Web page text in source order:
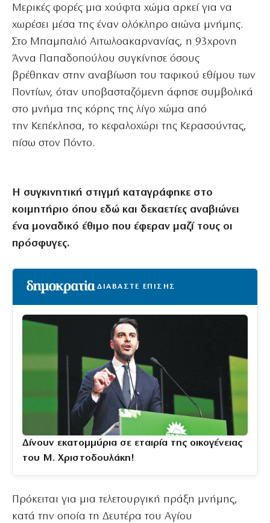
Μερικές φορές μια χούφτα χώμα αρκεί για να
χωρέσει μέσα της έναν ολόκληρο αιώνα μνήμης.
Στο Μπαμπαλιό Αιτωλοακαρνανίας, η 93χρονη
Άννα Παπαδοπούλου συγκίνησε όσους
βρέθηκαν στην αναβίωση του ταφικού εθίμου των
Ποντίων, όταν υποβασταζόμενη άφησε συμβολικά
στο μνήμα της κόρης της λίγο χώμα από
την Κεπέκλησα, το κεφαλοχώρι της Κερασούντας,
πίσω στον Πόντο.
Η συγκινητική στιγμή καταγράφηκε στο
κοιμητήριο όπου εδώ και δεκαετίες αναβιώνει
ένα μοναδικό έθιμο που έφεραν μαζί τους οι
πρόσφυγες.
ΔΙΑΒΑΣΤΕ ΕΠΙΣΗΣ
Δίνουν εκατομμύρια σε εταιρία της οικογένειας
του Μ. Χριστοδουλάκη!
Πρόκειται για μια τελετουργική πράξη μνήμης,
κατά την οποία τη Δευτέρα του Αγίου